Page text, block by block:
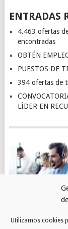
Utilizamos cookies
ENTRADAS
4.463 ofertas
encontradas
OBTÉN
PUESTOS DE
394 ofertas de
LÍDER EN
TRABAJO DE